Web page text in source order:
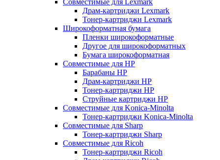
Совместимые для Lexmark
Драм-картриджи Lexmark
Тонер-картриджи Lexmark
Широкоформатная бумага
Пленки широкоформатные
Другое для широкоформатных
Бумага широкоформатная
Совместимые для HP
Барабаны HP
Драм-картриджи HP
Тонер-картриджи HP
Струйные картриджи HP
Совместимые для Konica-Minolta
Тонер-картриджи Konica-Minolta
Совместимые для Sharp
Тонер-картриджи Sharp
Совместимые для Ricoh
Тонер-картриджи Ricoh